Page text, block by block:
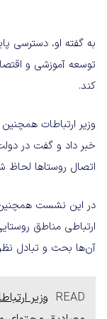
به گفته او، دسترسی
توسعه آموزشی و
کند.
وزیر ارتباطات
خبر داد و گفت در
اتصال روستاها
در این نشست همچنین
ارتباطی مناطق
آن‌ها بحث و تبادل
READ وزیر